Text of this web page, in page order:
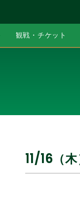
観戦・チケット
11/16（